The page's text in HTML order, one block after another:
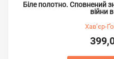
Біле полотно. Сповнений
війни
Хав’єр-